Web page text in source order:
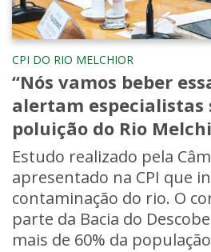
CPI DO RIO MELCHIOR
“Nós vamos beber
alertam especialistas
poluição do Rio
Estudo realizado pela
apresentado na CPI que
contaminação do rio. O
parte da Bacia do
mais de 60% da